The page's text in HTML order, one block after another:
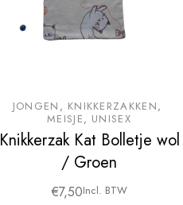
JONGEN
KNIKKERZAKKEN
MEISJE
UNISEX
Knikkerzak Kat Bolletje wol
/ Groen
€7,50Incl. BTW